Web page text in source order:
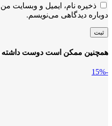
ذخیره نام، ایمیل و وبسایت
دوباره دیدگاهی می‌نویسم.
همچنین ممکن است دوست داشته
-15%